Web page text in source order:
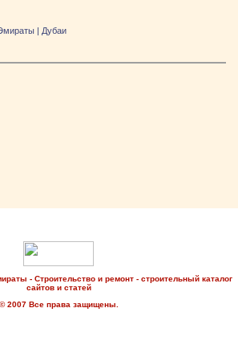
| Дубаи
- Строительство и ремонт - строительный каталог
сайтов и статей
© 2007 Все права защищены.